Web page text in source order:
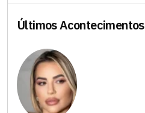
Últimos Acontecimentos